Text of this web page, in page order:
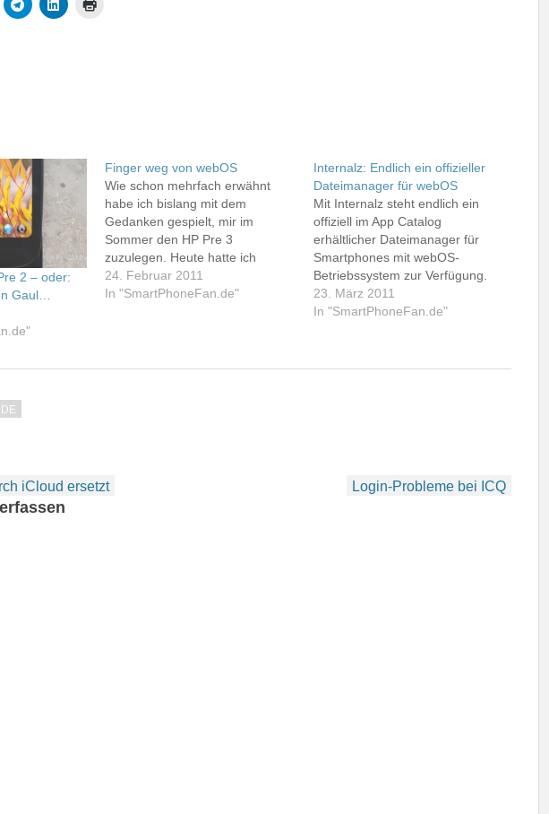
2 – oder:
Gaul…
Finger weg von webOS
Wie schon mehrfach erwähnt
habe ich bislang mit dem
Gedanken gespielt, mir im
Sommer den HP Pre 3
zuzulegen. Heute hatte ich
Gelegenheit, den Pre Plus, der
noch unter dem Namen Palm auf
24. Februar 2011
In "SmartPhoneFan.de"
Internalz: Endlich ein offizieller
Dateimanager für webOS
Mit Internalz steht endlich ein
offiziell im App Catalog
erhältlicher Dateimanager für
Smartphones mit webOS-
Betriebssystem zur Verfügung.
Bislang gab es das Programm
schon als Homebrew-App. Jetzt
23. März 2011
In "SmartPhoneFan.de"
iCloud ersetzt Login-Probleme bei ICQ